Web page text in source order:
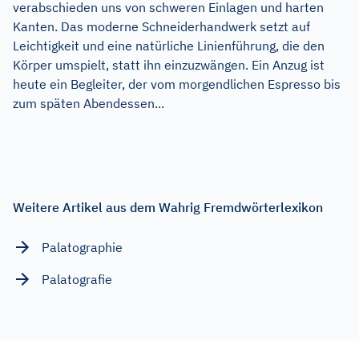
verabschieden uns von schweren Einlagen und harten
Kanten. Das moderne Schneiderhandwerk setzt auf
Leichtigkeit und eine natürliche Linienführung, die den
Körper umspielt, statt ihn einzuzwängen. Ein Anzug ist
heute ein Begleiter, der vom morgendlichen Espresso bis
zum späten Abendessen...
Weitere Artikel aus dem Wahrig Fremdwörterlexikon
Palatographie
Palatografie